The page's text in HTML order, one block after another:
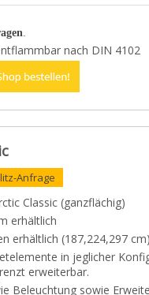
.
nach DIN 4102
Anfrage
Classic (ganzflächig)
erhältlich
erhältlich (187,224,297 cm)
in jeglicher
erweiterbar.
Beleuchtung sowie